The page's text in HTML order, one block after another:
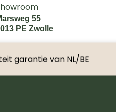
55
PE Zwolle
garantie van NL/BE